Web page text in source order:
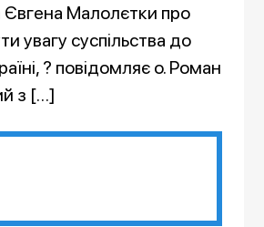
Малолєтки про
увагу суспільства до
? повідомляє о. Роман
з […]